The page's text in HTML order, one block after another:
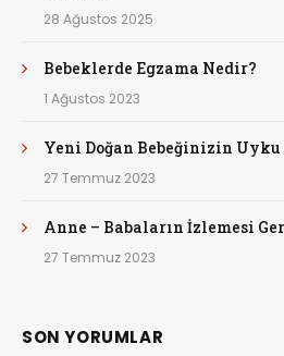
28 Ağustos 2025
Bebeklerde Egzama Nedir?
1 Ağustos 2023
Yeni Doğan Bebeğinizin Uyku
27 Temmuz 2023
Anne – Babaların İzlemesi
27 Temmuz 2023
SON YORUMLAR